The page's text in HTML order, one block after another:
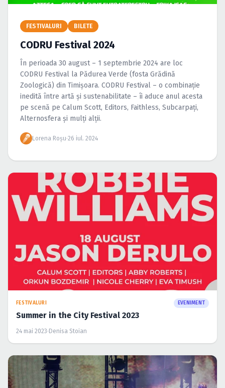
Caută în site...
FESTIVALURI BILETE
CODRU Festival 2024
În perioada 30 august – 1 septembrie 2024 are loc
CODRU Festival la Pădurea Verde (fosta Grădină
Zoologică) din Timișoara. CODRU Festival – o combinație
inedită între artă și sustenabilitate – îi aduce anul acesta
pe scenă pe Calum Scott, Editors, Faithless, Subcarpați,
Alternosfera și mulți alții.
Lorena Roșu·26 iul. 2024
FESTIVALURI EVENIMENT
Summer in the City Festival 2023
24 mai 2023·Denisa Stoian